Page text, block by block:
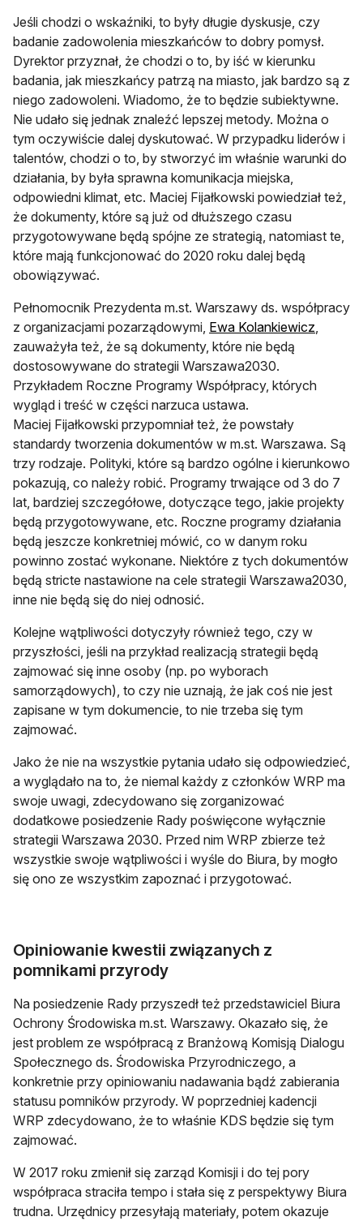
Jeśli chodzi o wskaźniki, to były długie dyskusje, czy
badanie zadowolenia mieszkańców to dobry pomysł.
Dyrektor przyznał, że chodzi o to, by iść w kierunku
badania, jak mieszkańcy patrzą na miasto, jak bardzo są z
niego zadowoleni. Wiadomo, że to będzie subiektywne.
Nie udało się jednak znaleźć lepszej metody. Można o
tym oczywiście dalej dyskutować. W przypadku liderów i
talentów, chodzi o to, by stworzyć im właśnie warunki do
działania, by była sprawna komunikacja miejska,
odpowiedni klimat, etc. Maciej Fijałkowski powiedział też,
że dokumenty, które są już od dłuższego czasu
przygotowywane będą spójne ze strategią, natomiast te,
które mają funkcjonować do 2020 roku dalej będą
obowiązywać.
Pełnomocnik Prezydenta m.st. Warszawy ds. współpracy
z organizacjami pozarządowymi, Ewa Kolankiewicz
zauważyła też, że są dokumenty, które nie będą
dostosowywane do strategii Warszawa2030.
Przykładem Roczne Programy Współpracy, których
wygląd i treść w części narzuca ustawa.
Maciej Fijałkowski przypomniał też, że powstały
standardy tworzenia dokumentów w m.st. Warszawa. Są
trzy rodzaje. Polityki, które są bardzo ogólne i kierunkowo
pokazują, co należy robić. Programy trwające od 3 do 7
lat, bardziej szczegółowe, dotyczące tego, jakie projekty
będą przygotowywane, etc. Roczne programy działania
będą jeszcze konkretniej mówić, co w danym roku
powinno zostać wykonane. Niektóre z tych dokumentów
będą stricte nastawione na cele strategii Warszawa2030,
inne nie będą się do niej odnosić.
Kolejne wątpliwości dotyczyły również tego, czy w
przyszłości, jeśli na przykład realizacją strategii będą
zajmować się inne osoby (np. po wyborach
samorządowych), to czy nie uznają, że jak coś nie jest
zapisane w tym dokumencie, to nie trzeba się tym
zajmować.
Jako że nie na wszystkie pytania udało się odpowiedzieć,
a wyglądało na to, że niemal każdy z członków WRP ma
swoje uwagi, zdecydowano się zorganizować
dodatkowe posiedzenie Rady poświęcone wyłącznie
strategii Warszawa 2030. Przed nim WRP zbierze też
wszystkie swoje wątpliwości i wyśle do Biura, by mogło
się ono ze wszystkim zapoznać i przygotować.
Opiniowanie kwestii związanych z
pomnikami przyrody
Na posiedzenie Rady przyszedł też przedstawiciel Biura
Ochrony Środowiska m.st. Warszawy. Okazało się, że
jest problem ze współpracą z Branżową Komisją Dialogu
Społecznego ds. Środowiska Przyrodniczego, a
konkretnie przy opiniowaniu nadawania bądź zabierania
statusu pomników przyrody. W poprzedniej kadencji
WRP zdecydowano, że to właśnie KDS będzie się tym
zajmować.
W 2017 roku zmienił się zarząd Komisji i do tej pory
współpraca straciła tempo i stała się z perspektywy Biura
trudna. Urzędnicy przesyłają materiały, potem okazuje